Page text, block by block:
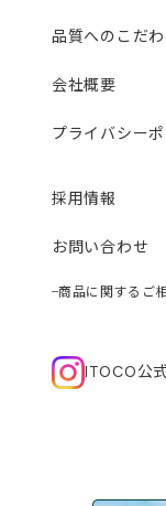
品質へのこだわ
会社概要
プライバシー
採用情報
お問い合わせ
商品に関するご
ITOCO公